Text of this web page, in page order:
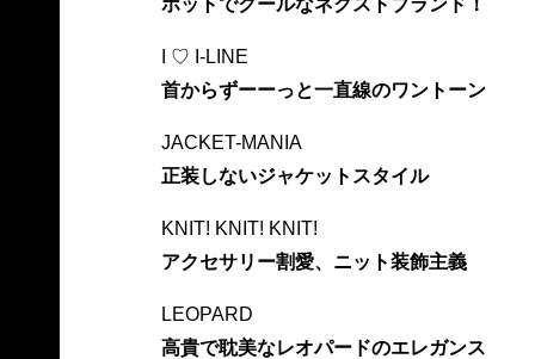
I ♡ I-LINE
首からずーーっと一直線のワントーン
JACKET-MANIA
正装しないジャケットスタイル
KNIT! KNIT! KNIT!
アクセサリー割愛、ニット装飾主義
LEOPARD
高貴で耽美なレオパードのエレガンス